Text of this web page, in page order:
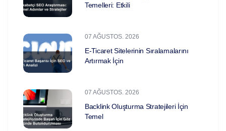
Temelleri: Etkili
07 AĞUSTOS. 2026
E-Ticaret Sitelerinin Sıralamalarını
Artırmak İçin
07 AĞUSTOS. 2026
Backlink Oluşturma Stratejileri İçin
Temel